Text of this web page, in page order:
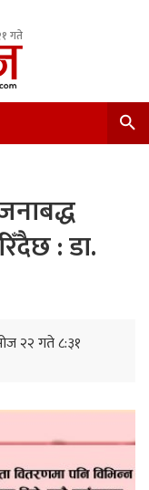
गते
: डा.
२२ गते ८:३१